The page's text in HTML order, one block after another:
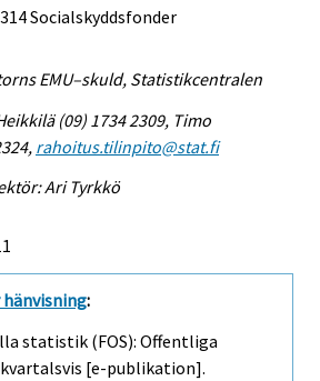
Socialskyddsfonder
EMU–skuld, Statistikcentralen
(09) 1734 2309, Timo
rahoitus.tilinpito@stat.fi
Ari Tyrkkö
:
statistik (FOS): Offentliga
[e-publikation].